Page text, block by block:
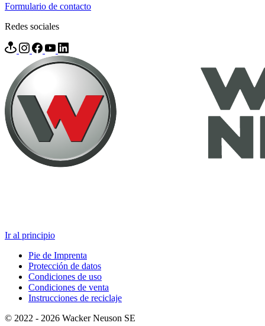
Formulario de contacto
Redes sociales
Ir al principio
Pie de Imprenta
Protección de datos
Condiciones de uso
Condiciones de venta
Instrucciones de reciclaje
© 2022 - 2026 Wacker Neuson SE